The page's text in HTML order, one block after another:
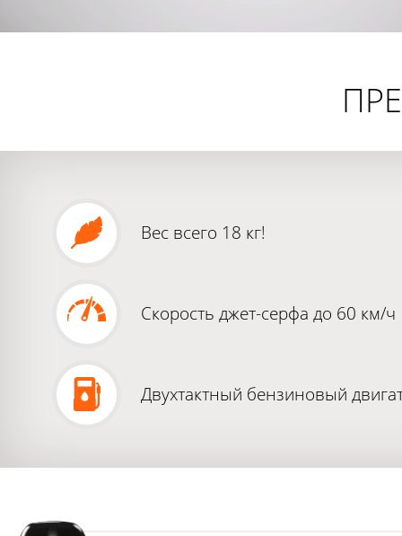
Вес всего 18 кг!
Скорость джет-серфа до 60 км/ч
Двухтактный бензиновый